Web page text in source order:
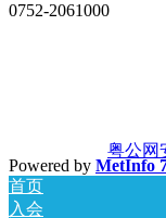
0752-2061000
粤公网
Powered by MetInfo
首页
入会